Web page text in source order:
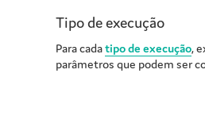
Tipo de execução
Para cadatipo de execução,
parâmetros que podem ser